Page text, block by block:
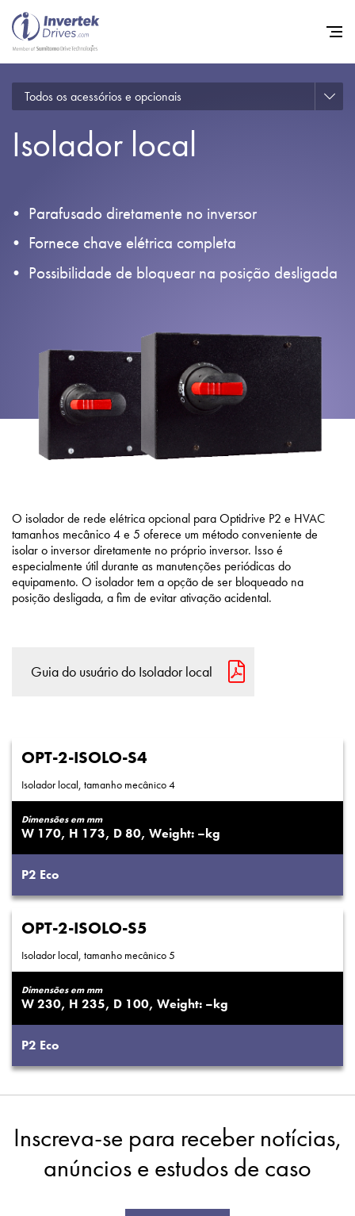
Todos os acessórios e opcionais
Isolador local
Parafusado diretamente no inversor
Fornece chave elétrica completa
Possibilidade de bloquear na posição desligada
O isolador de rede elétrica opcional para Optidrive P2 e HVAC
tamanhos mecânico 4 e 5 oferece um método conveniente de
isolar o inversor diretamente no próprio inversor. Isso é
especialmente útil durante as manutenções periódicas do
equipamento. O isolador tem a opção de ser bloqueado na
posição desligada, a fim de evitar ativação acidental.
Guia do usuário do Isolador local
OPT-2-ISOLO-S4
Isolador local, tamanho mecânico 4
Dimensões em mm
170 173 80 –
P2 Eco
OPT-2-ISOLO-S5
Isolador local, tamanho mecânico 5
Dimensões em mm
230 235 100 –
P2 Eco
Inscreva-se para receber notícias,
anúncios e estudos de caso
Início
Notícias
Carreiras
Política de Privacidade
Mapa do site
iSource Logar